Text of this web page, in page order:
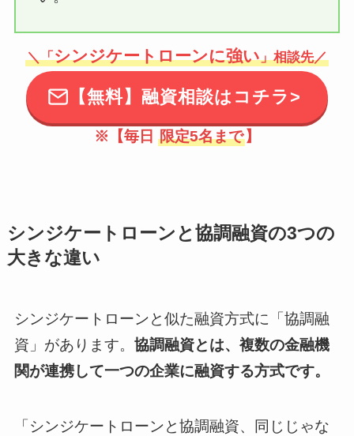
＼「シンジケートローンに強い」相談先／
【無料】融資相談はコチラ>
※【毎日 限定5名まで 】
シンジケートローンと協調融資の3つの
大きな違い
シンジケートローンと似た融資方式に「協調融
資」があります。 協調融資とは、複数の金融機
関が連携して一つの企業に融資する方式です。
「シンジケートローンと協調融資、同じじゃな